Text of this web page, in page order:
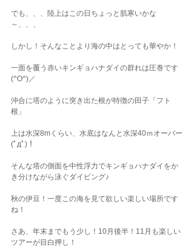
でも、、、陸上はこの日ちょっと肌寒いかな
～、、、
しかし！そんなことより海の中はとっても華やか！
一面を覆う赤いキンギョハナダイの群れは圧巻です
(^O^)／
沖合に塔のように突き出た根が特徴の田子「フト
根」
上は水深8mくらい、水底はなんと水深40ｍオーバー
(ﾟдﾟ)！
そんな塔の側面を中性浮力でキンギョハナダイをか
き分けながら泳ぐダイビング♪
秋の伊豆！一度この海を見て欲しい楽しい場所です
ね！
さあ、年末までもう少し！10月後半！11月も楽しい
ツアーが目白押し！